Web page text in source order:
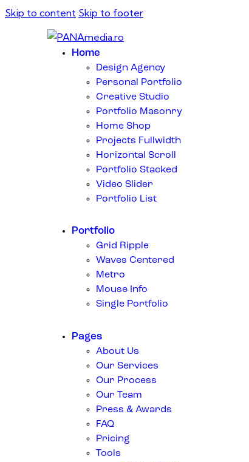
Skip to content Skip to footer
Home
Design Agency
Personal Portfolio
Creative Studio
Portfolio Masonry
Home Shop
Projects Fullwidth
Horizontal Scroll
Portfolio Stacked
Video Slider
Portfolio List
Portfolio
Grid Ripple
Waves Centered
Metro
Mouse Info
Single Portfolio
Pages
About Us
Our Services
Our Process
Our Team
Press & Awards
FAQ
Pricing
Tools